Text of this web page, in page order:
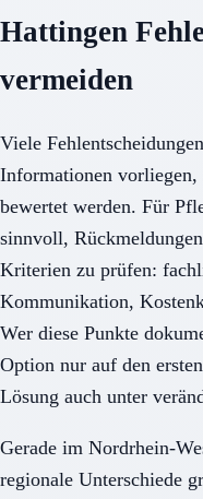
Hattingen
vermeiden
Viele
Informationen vorliegen,
bewertet werden. Für
sinnvoll,
Kriterien zu prüfen:
Kommunikation,
Wer diese Punkte
Option nur auf den
Lösung auch unter
Gerade im Nordrhein-
regionale Unterschiede